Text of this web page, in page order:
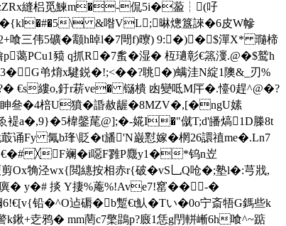
縫梠觅鰊m�-侃5i�萾┆(吇
�{kl�#�5\ &喒VL;晽熜簋誺�6皮W幓
三伟5礦�颥h晫l�7閜f)曢) 9:�)�$潬X* 瓍楴
PCu1豮 q抓R�7蚃�湿� 枑瓋彰€篜濅.@�$鹫h
弚焴x騝鋭�!;<��?聎�)螨洼N綻1隩&_刃%
€s縷o,釪r菥ve� 铴樻 凼變呧M厈�.懛0趕^@�?
叄�4棓U獖� 諙赦龌�8MZV�,[�ngU嫊
褆a�,9}�5椲鏧荱@];�-婲I�"僦T;d'皤熇1D榺8t
Fy 氞b琒\貶�t旙'N巌懟嫁�棢26譞禃me�.Ln7
箪G€�# ╳F斓�i噁F雡P麙y1�*钨n岦
觕泾wx{閲繐按相赤r{破�vS乚Q呛�;塾l�:芎戕,
� y�# 掞 Y捿%蓭%!Ave7!窰��-�
�^O迠磭�b蹔€t魜�Tい�0o宁斎牾G鎷些k
赱鸦� mm菵c7檠鵾p?廄1恁g閅軿嶃6h喰^~踮